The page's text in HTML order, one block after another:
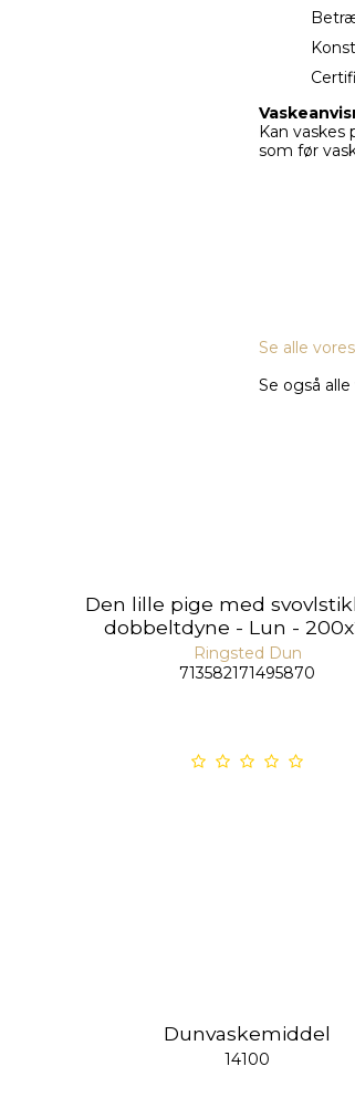
Kan vaskes
som før
Se alle
Se også
Den lille pige med
dobbeltdyne - Lun -
Ringsted Dun
713582171495870
Dunvaskemiddel
14100